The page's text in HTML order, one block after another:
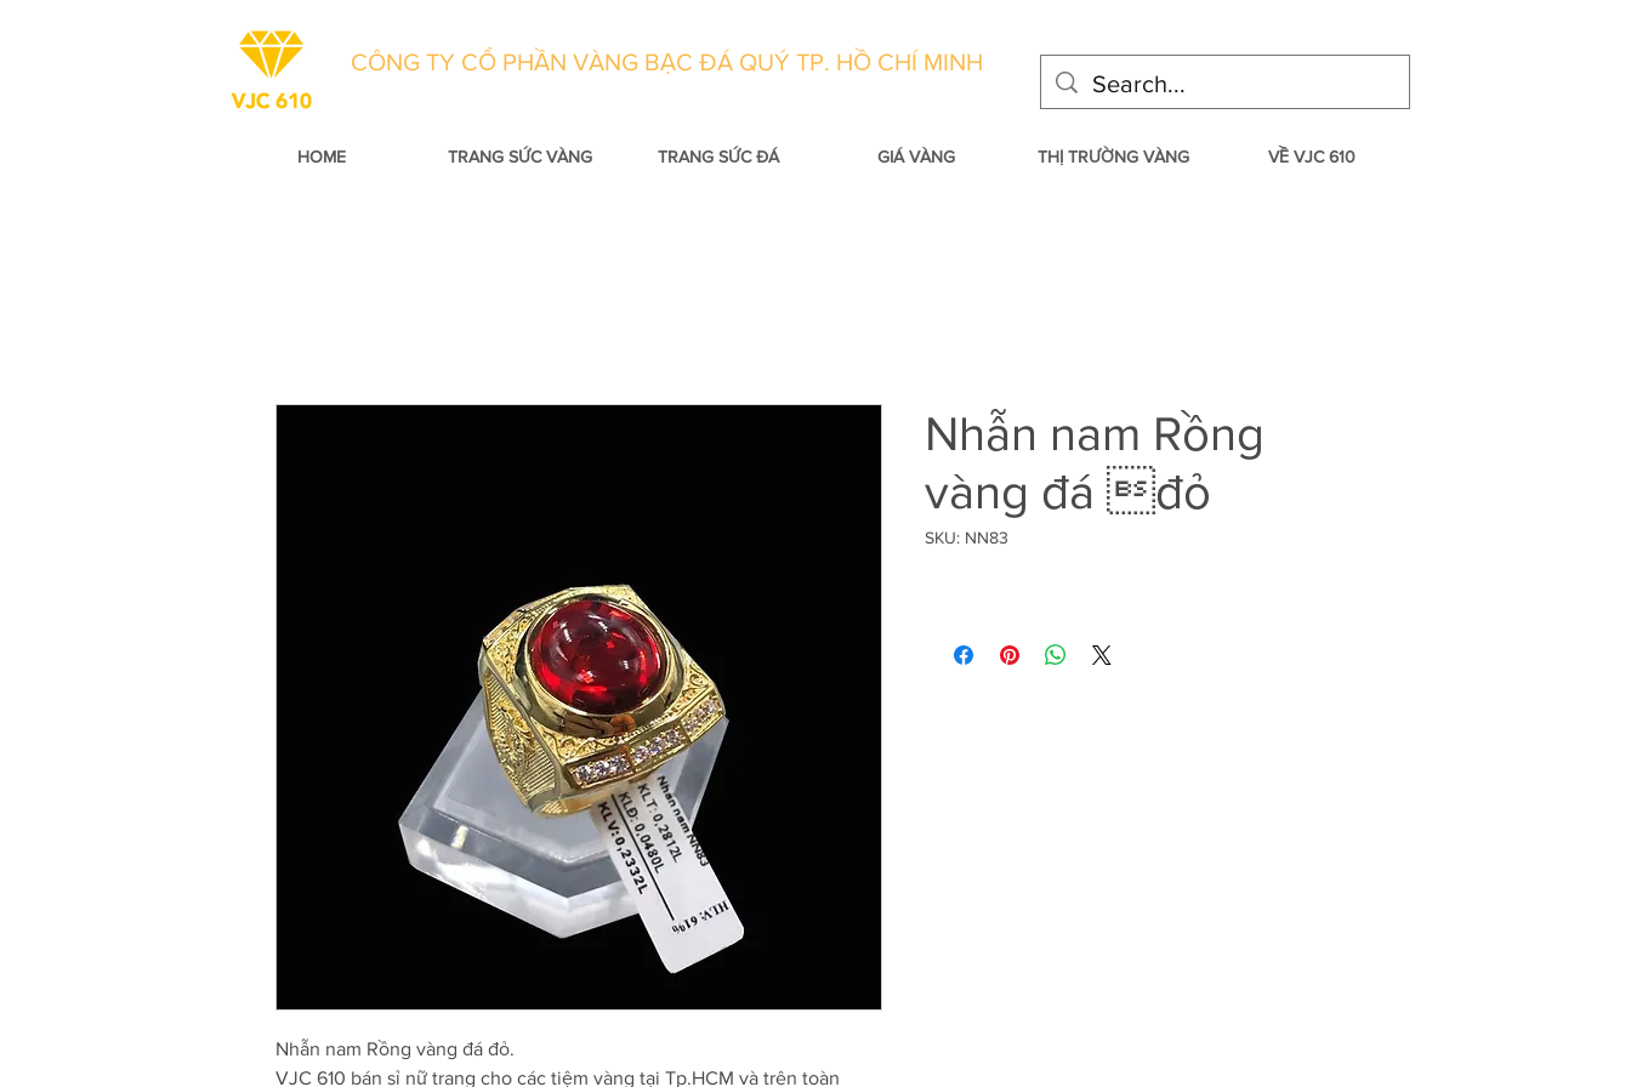
CÔNG TY CỔ PHẦN VÀNG BẠC ĐÁ QUÝ TP. HỒ CHÍ MINH
HOME TRANG SỨC VÀNG TRANG SỨC ĐÁ GIÁ VÀNG THỊ TRƯỜNG VÀNG VỀ VJC 610
Nhẫn nam Rồng vàng đá đỏ.
VJC 610 bán sỉ nữ trang cho các tiệm vàng tại Tp.HCM và trên toàn
Nhẫn nam Rồng
vàng đá đỏ
SKU: NN83